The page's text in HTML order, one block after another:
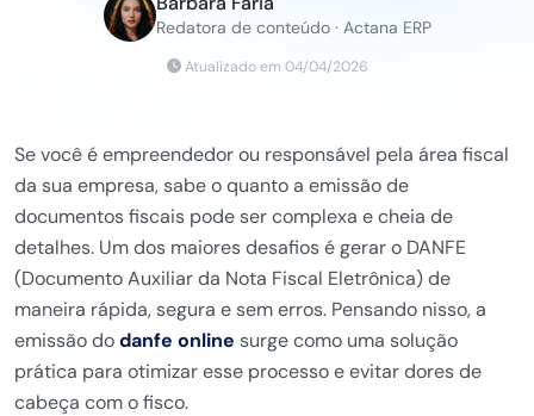
Redatora de conteúdo · Actana ERP
Atualizado em 04/04/2026
Se você é empreendedor ou responsável pela área fiscal
da sua empresa, sabe o quanto a emissão de
documentos fiscais pode ser complexa e cheia de
detalhes. Um dos maiores desafios é gerar o DANFE
(Documento Auxiliar da Nota Fiscal Eletrônica) de
maneira rápida, segura e sem erros. Pensando nisso, a
emissão dodanfe online surge como uma solução
prática para otimizar esse processo e evitar dores de
cabeça com o fisco.